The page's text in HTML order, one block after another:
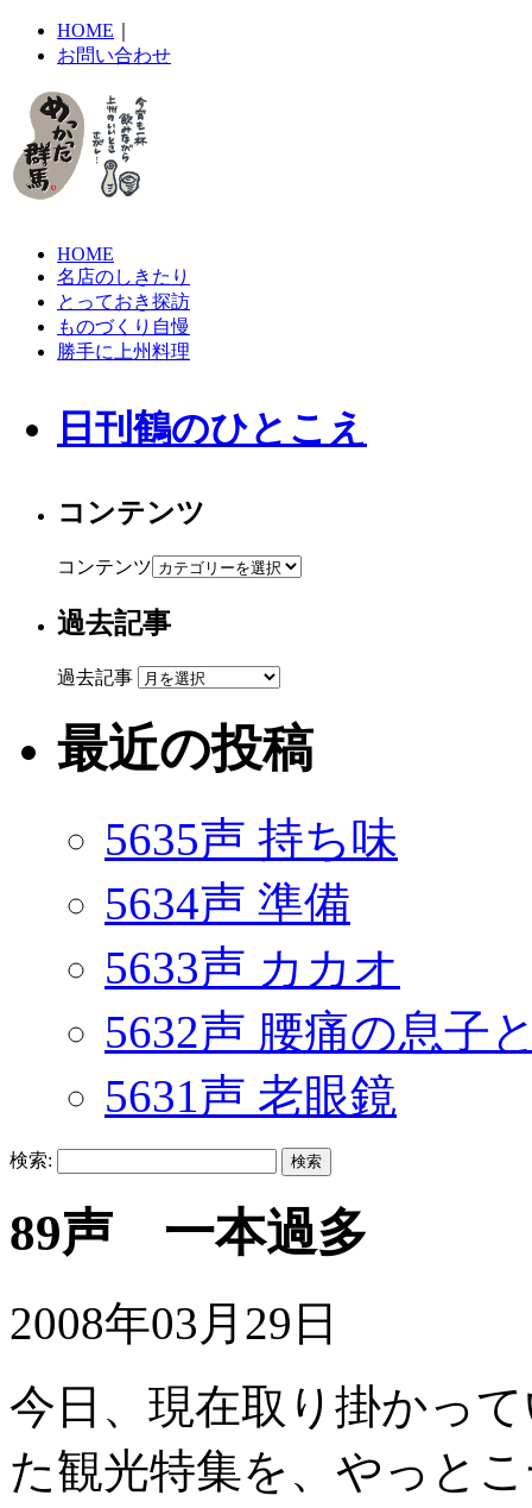
HOME
お問い合わせ
HOME
名店のしきたり
とっておき探訪
ものづくり自慢
勝手に上州料理
日刊鶴のひとこえ
コンテンツ
コンテンツ
過去記事
過去記事
最近の投稿
5635声 持ち味
5634声 準備
5633声 カカオ
5632声 腰痛の息子
5631声 老眼鏡
検索:
89声 一本過多
2008年03月29日
今日、現在取り掛かっ
た観光特集を、やっと